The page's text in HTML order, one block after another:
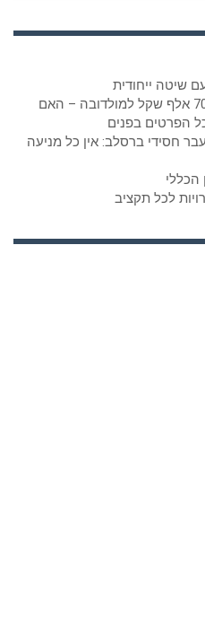
שיטה ייחודית
פריצת דרך: ישראל מעבירה 700 אלף שקל למולדובה – האם
הפרטים בפנים
חסידי ברסלב: אין כל מניעה
הכללי
לכל תקציב